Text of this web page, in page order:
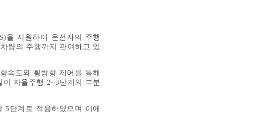
을 지원하여 운전자의 주행
량의 주행까지 관여하고 있
속도와 횡방향 제어를 통해
자율주행 2~3단계의 부분
5단계로 적용하였으며 이에